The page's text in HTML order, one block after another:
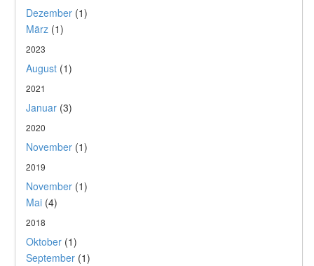
Dezember (1)
März (1)
2023
August (1)
2021
Januar (3)
2020
November (1)
2019
November (1)
Mai (4)
2018
Oktober (1)
September (1)